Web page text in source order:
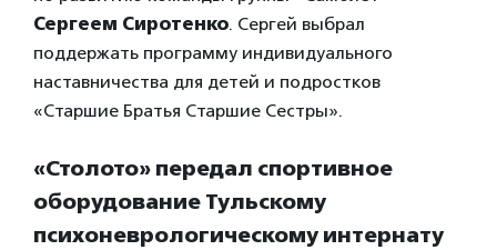
Сергеем Сиротенко. Сергей выбрал
поддержать программу индивидуального
наставничества для детей и подростков
«Старшие Братья Старшие Сестры».
«Столото» передал спортивное
оборудование Тульскому
психоневрологическому интернату